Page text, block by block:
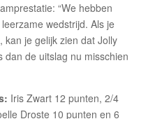
“We hebben
wedstrijd. Als je
kan je gelijk zien dat Jolly
de uitslag nu misschien
Iris Zwart 12 punten, 2/4
Droste 10 punten en 6